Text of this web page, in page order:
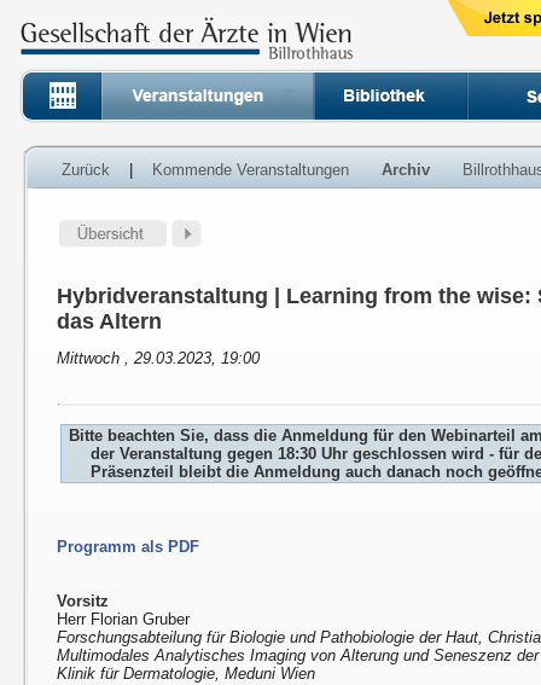
Zurück Kommende Veranstaltungen Archiv
Hybridveranstaltung | Learning from the
das Altern
Mittwoch , 29.03.2023, 19:00
Bitte beachten Sie, dass die Anmeldung für den Webinarteil
der Veranstaltung gegen 18:30 Uhr geschlossen wird - für
Präsenzteil bleibt die Anmeldung auch danach noch
Programm als PDF
Vorsitz
Herr Florian Gruber
Forschungsabteilung für Biologie und Pathobiologie der Haut,
Multimodales Analytisches Imaging von Alterung und Seneszenz
Klinik für Dermatologie, Meduni Wien